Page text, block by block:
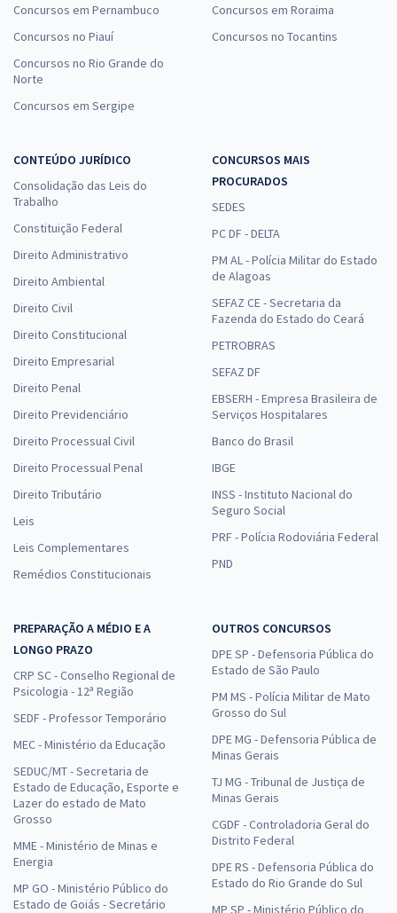
Concursos em Pernambuco
Concursos no Piauí
Concursos no Rio Grande do
Norte
Concursos em Sergipe
Concursos em Roraima
Concursos no Tocantins
CONTEÚDO JURÍDICO
Consolidação das Leis do
Trabalho
Constituição Federal
Direito Administrativo
Direito Ambiental
Direito Civil
Direito Constitucional
Direito Empresarial
Direito Penal
Direito Previdenciário
Direito Processual Civil
Direito Processual Penal
Direito Tributário
Leis
Leis Complementares
Remédios Constitucionais
CONCURSOS MAIS
PROCURADOS
SEDES
PC DF - DELTA
PM AL - Polícia Militar do Estado
de Alagoas
SEFAZ CE - Secretaria da
Fazenda do Estado do Ceará
PETROBRAS
SEFAZ DF
EBSERH - Empresa Brasileira de
Serviços Hospitalares
Banco do Brasil
IBGE
INSS - Instituto Nacional do
Seguro Social
PRF - Polícia Rodoviária Federal
PND
PREPARAÇÃO A MÉDIO E A
LONGO PRAZO
CRP SC - Conselho Regional de
Psicologia - 12ª Região
SEDF - Professor Temporário
MEC - Ministério da Educação
SEDUC/MT - Secretaria de
Estado de Educação, Esporte e
Lazer do estado de Mato
Grosso
MME - Ministério de Minas e
Energia
MP GO - Ministério Público do
Estado de Goiás - Secretário
OUTROS CONCURSOS
DPE SP - Defensoria Pública do
Estado de São Paulo
PM MS - Polícia Militar de Mato
Grosso do Sul
DPE MG - Defensoria Pública de
Minas Gerais
TJ MG - Tribunal de Justiça de
Minas Gerais
CGDF - Controladoria Geral do
Distrito Federal
DPE RS - Defensoria Pública do
Estado do Rio Grande do Sul
MP SP - Ministério Público do